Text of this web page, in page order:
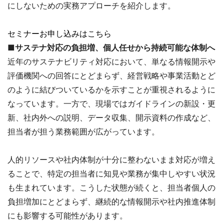
にしないための実務アプローチを紹介します。
セミナーお申し込みはこちら
■サステナ対応の負担増、個人任せから持続可能な体制へ
近年のサステナビリティ対応において、単なる情報開示や
評価機関への回答にとどまらず、経営戦略や事業活動とど
のように結びついているかを示すことが重視されるように
なっています。一方で、現場ではガイドラインの新設・更
新、社内外への説明、データ収集、開示資料の作成など、
担当者が担う業務範囲が広がっています。
人的リソースや社内体制が十分に整わないまま対応が増え
ることで、特定の担当者に知見や業務が集中しやすい状況
も生まれています。こうした状態が続くと、担当者個人の
負担増加にとどまらず、継続的な情報開示や社内推進体制
にも影響する可能性があります。